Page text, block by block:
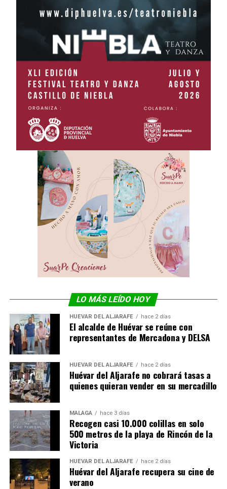
LO MÁS LEÍDO HOY
HUÉVAR DEL ALJARAFE hace 2 días
El alcalde de Huévar se reúne con
representantes de Mercadona y DELSA
HUÉVAR DEL ALJARAFE hace 2 días
Huévar del Aljarafe no cobrará tasas a
quienes quieran vender en su mercadillo
MÁLAGA hace 3 días
Recogen casi 10.000 colillas en solo
500 metros de la playa de Rincón de la
Victoria
HUÉVAR DEL ALJARAFE hace 2 días
Huévar del Aljarafe recupera su cine de
verano